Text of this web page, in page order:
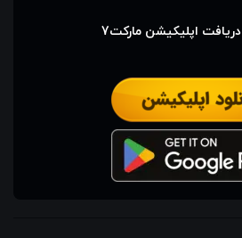
دریافت اپلیکیشن مارکت7